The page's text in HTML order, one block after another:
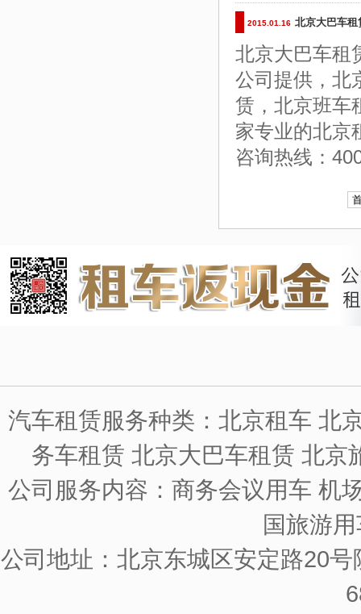
2015.01.16 北京大巴车租
北京大巴车租
公司提供，北
赁，北京班车
家专业的北京
咨询热线：
汽车租赁服务种类：北京租车 北
务车租赁 北京大巴车租赁 北京
公司服务内容：商务会议用车 机
国旅游
公司地址：北京东城区安定路20